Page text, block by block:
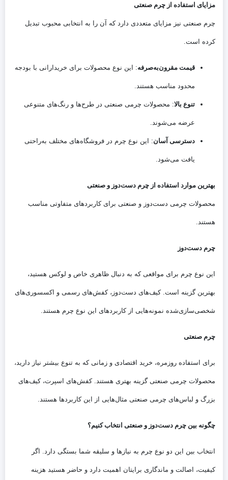
مزایای استفاده از چرم صنعتی
چرم صنعتی نیز مزایای متعددی دارد که آن را به انتخابی محبوب تبدیل
کرده است.
قیمت مقرون‌به‌صرفه: این نوع محصولات برای خریدارانی با بودجه
محدود مناسب هستند.
تنوع بالا: محصولات چرمی صنعتی در طرح‌ها و رنگ‌های متنوعی
عرضه می‌شوند.
دسترسی آسان: این نوع چرم در فروشگاه‌های مختلف به‌راحتی
یافت می‌شود.
بهترین موارد استفاده از چرم دست‌دوز و صنعتی
محصولات چرمی دست‌دوز و صنعتی برای کاربردهای متفاوتی مناسب
هستند.
چرم دست‌دوز
این نوع چرم برای مواقعی که به دنبال ظاهری خاص و لوکس هستید،
بهترین گزینه است. کیف‌های دست‌دوز، کفش‌های رسمی و اکسسوری‌های
شخصی‌سازی‌شده نمونه‌هایی از کاربردهای این نوع چرم هستند.
چرم صنعتی
برای استفاده روزمره، خرید اقتصادی و زمانی که به تنوع بیشتر نیاز دارید،
محصولات چرمی صنعتی گزینه بهتری هستند. کفش‌های اسپرت، کیف‌های
بزرگ و لباس‌های چرمی صنعتی مثال‌هایی از این کاربردها هستند.
چگونه بین چرم دست‌دوز و صنعتی انتخاب کنیم؟
انتخاب بین این دو نوع چرم به نیازها و سلیقه شما بستگی دارد. اگر
کیفیت، اصالت و ماندگاری برایتان اهمیت دارد و حاضر هستید هزینه